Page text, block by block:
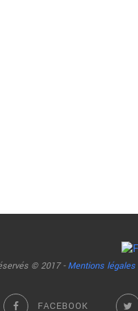
© 2017 - Mentions légales
FACEBOOK